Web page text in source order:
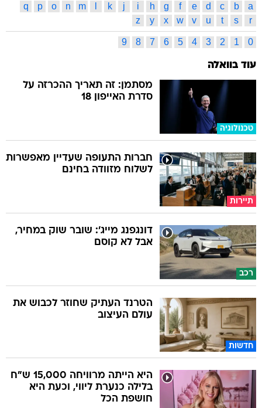
a
b
c
d
e
f
g
h
i
j
k
m
n
o
p
q
r
s
t
u
v
w
x
y
z
0
1
2
3
4
5
6
7
8
9
עוד בוואלה
טכנולוגיה
מסתמן: זה תאריך ההכרזה על
סדרת האייפון 18
תיירות
חברות התעופה שעדיין מאפשרות
לשלוח מזוודה בחינם
רכב
דונגפנג מייג': שובר שוק במחיר,
אבל לא קוסם
חדשות
הטרנד העתיק שחוזר לכבוש את
עולם העיצוב
היא הייתה מרוויחה 15,000 ש"ח
בלילה כנערת ליווי, וכעת היא
חושפת הכל